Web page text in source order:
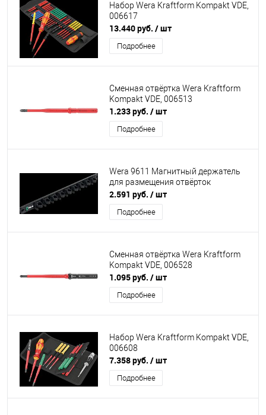
Набор Wera Kraftform Kompakt VDE,
006617
13.440 руб. / шт
Подробнее
Сменная отвёртка Wera Kraftform
Kompakt VDE, 006513
1.233 руб. / шт
Подробнее
Wera 9611 Магнитный держатель
для размещения отвёрток
2.591 руб. / шт
Подробнее
Сменная отвёртка Wera Kraftform
Kompakt VDE, 006528
1.095 руб. / шт
Подробнее
Набор Wera Kraftform Kompakt VDE,
006608
7.358 руб. / шт
Подробнее